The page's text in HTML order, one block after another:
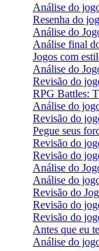
Análise do
Resenha do
Análise do
Análise final
Jogos com
Análise do
Revisão do
RPG Battles:
Análise do
Revisão do
Pegue seus
Revisão do
Revisão do
Análise do
Análise do
Revisão do
Revisão do
Revisão do
Antes que eu
Análise do